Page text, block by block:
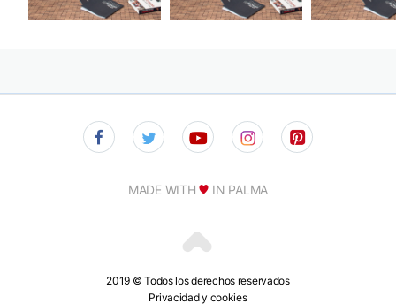
2019 © Todos los derechos reservados
Privacidad y cookies
MADE WITH IN PALMA